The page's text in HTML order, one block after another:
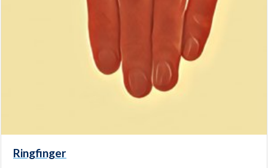
Ringfinger